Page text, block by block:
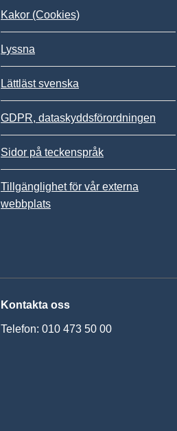
Kakor (Cookies)
Lyssna
Lättläst svenska
GDPR, dataskyddsförordningen
Sidor på teckenspråk
Tillgänglighet för vår externa
webbplats
Kontakta oss
Telefon: 010 473 50 00